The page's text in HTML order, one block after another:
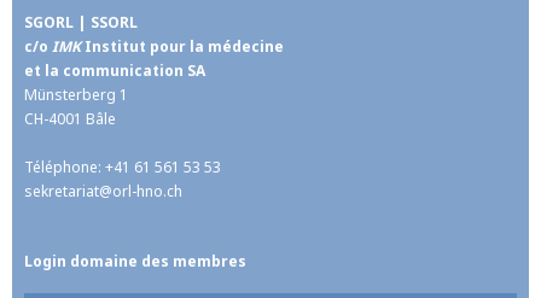
SGORL | SSORL
c/o IMKInstitut pour la médecine
et la communication SA
Münsterberg 1
CH-4001 Bâle
Téléphone: +41 61 561 53 53
sekretariat@orl-hno.ch
Login domaine des membres